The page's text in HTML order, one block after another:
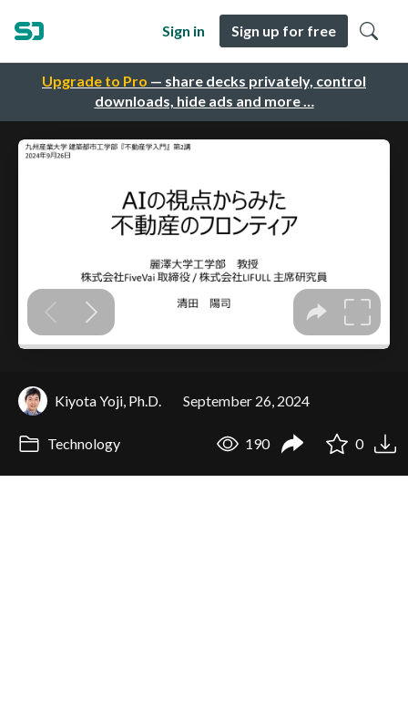
Upgrade to Pro — share decks privately, control
downloads, hide ads and more …
Sign in Sign up for free
Kiyota Yoji, Ph.D. September 26, 2024
Technology 190 0